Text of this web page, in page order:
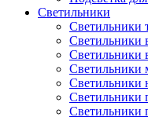
Светильники
Светильники
Светильники
Светильники
Светильники
Светильники
Светильники
Светильники